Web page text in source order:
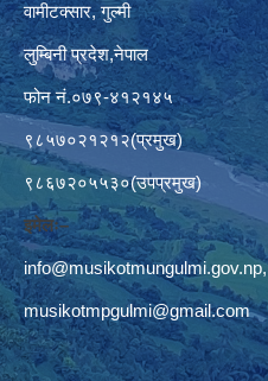
वामीटक्सार, गुल्मी
लुम्बिनी प्रदेश,नेपाल
फोन नं.०७९-४१२१४५
९८५७०२१२१२(प्रमुख)
९८६७२०५५३०(उपप्रमुख)
इमेलः–
info@musikotmungulmi.gov.np,
musikotmpgulmi@gmail.com